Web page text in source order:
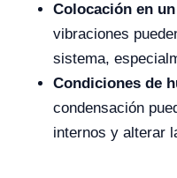
Colocación en
vibraciones
sistema,
Condiciones de
condensación
internos y alterar